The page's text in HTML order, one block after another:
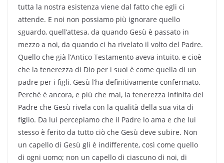
tutta la nostra esistenza viene dal fatto che egli ci
attende. E noi non possiamo più ignorare quello
sguardo, quell’attesa, da quando Gesù è passato in
mezzo a noi, da quando ci ha rivelato il volto del Padre.
Quello che già l’Antico Testamento aveva intuito, e cioè
che la tenerezza di Dio per i suoi è come quella di un
padre per i figli, Gesù l’ha definitivamente confermato.
Perché è ancora, e più che mai, la tenerezza infinita del
Padre che Gesù rivela con la qualità della sua vita di
figlio. Da lui percepiamo che il Padre lo ama e che lui
stesso è ferito da tutto ciò che Gesù deve subire. Non
un capello di Gesù gli è indifferente, così come quello
di ogni uomo; non un capello di ciascuno di noi, di